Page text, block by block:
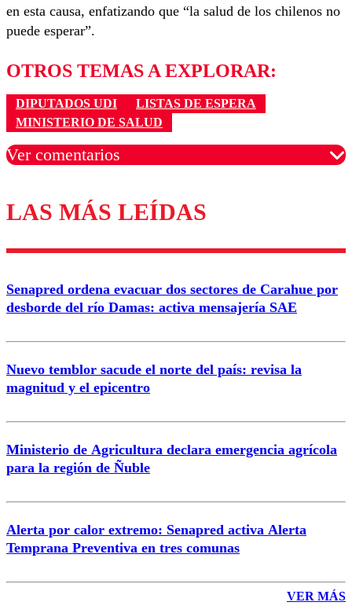
en esta causa, enfatizando que “la salud de los chilenos no
puede esperar”.
OTROS TEMAS A EXPLORAR:
DIPUTADOS UDI
LISTAS DE ESPERA
MINISTERIO DE SALUD
Ver comentarios
Los comentarios son moderados para garantizar un
diálogo respetuoso.
Correo
LAS MÁS LEÍDAS
Senapred ordena evacuar dos sectores de Carahue por
desborde del río Damas: activa mensajería SAE
Nuevo temblor sacude el norte del país: revisa la
magnitud y el epicentro
Ministerio de Agricultura declara emergencia agrícola
para la región de Ñuble
Alerta por calor extremo: Senapred activa Alerta
Temprana Preventiva en tres comunas
VER MÁS